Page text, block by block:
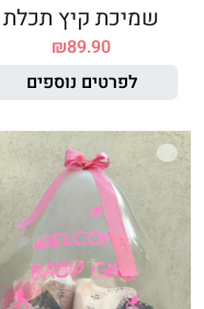
שמיכת קיץ תכלת
₪89.90
לפרטים נוספים